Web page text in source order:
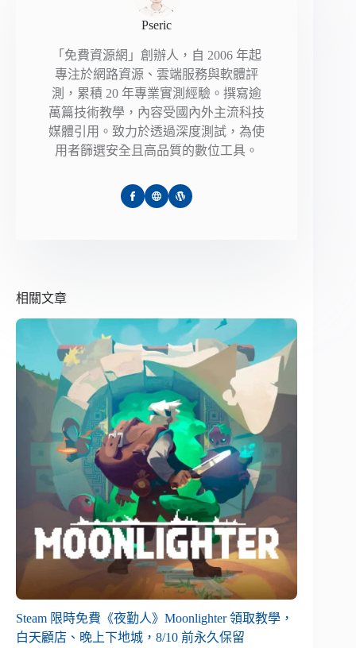
Pseric
「免費資源網」創辦人，自 2006 年起
專注於網路資源、雲端服務與軟體評
測，累積 20 年專業實測經驗。撰寫逾
萬篇技術教學，內容受國內外主流科技
媒體引用。致力於透過深度測試，為使
用者篩選安全且高品質的數位工具。
相關文章
Steam 限時免費《夜勤人》Moonlighter 領取教學，
白天顧店、晚上下地城，8/10 前永久保留